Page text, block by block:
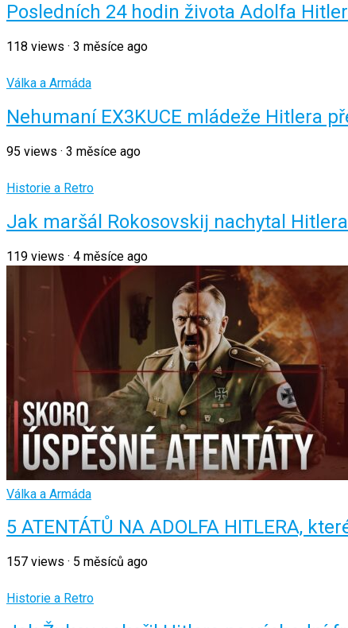
Posledních 24 hodin života Adolfa
118 views · 3 měsíce ago
Válka a Armáda
Nehumaní EX3KUCE mládeže Hitlera
95 views · 3 měsíce ago
Historie a Retro
Jak maršál Rokosovskij nachytal
119 views · 4 měsíce ago
Válka a Armáda
5 ATENTÁTŮ NA ADOLFA HITLERA,
157 views · 5 měsíců ago
Historie a Retro